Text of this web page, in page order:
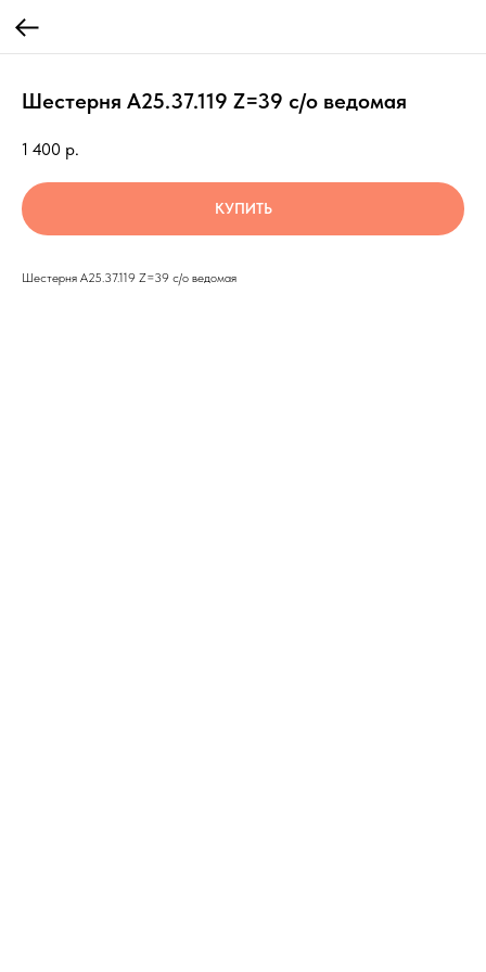
Шестерня А25.37.119 Z=39 с/о ведомая
1 400 р.
КУПИТЬ
Шестерня А25.37.119 Z=39 с/о ведомая